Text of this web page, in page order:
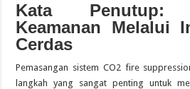
Kata Penutup:
Keamanan Melalui
Cerdas
Pemasangan sistem CO2 fire
langkah yang sangat penting untuk